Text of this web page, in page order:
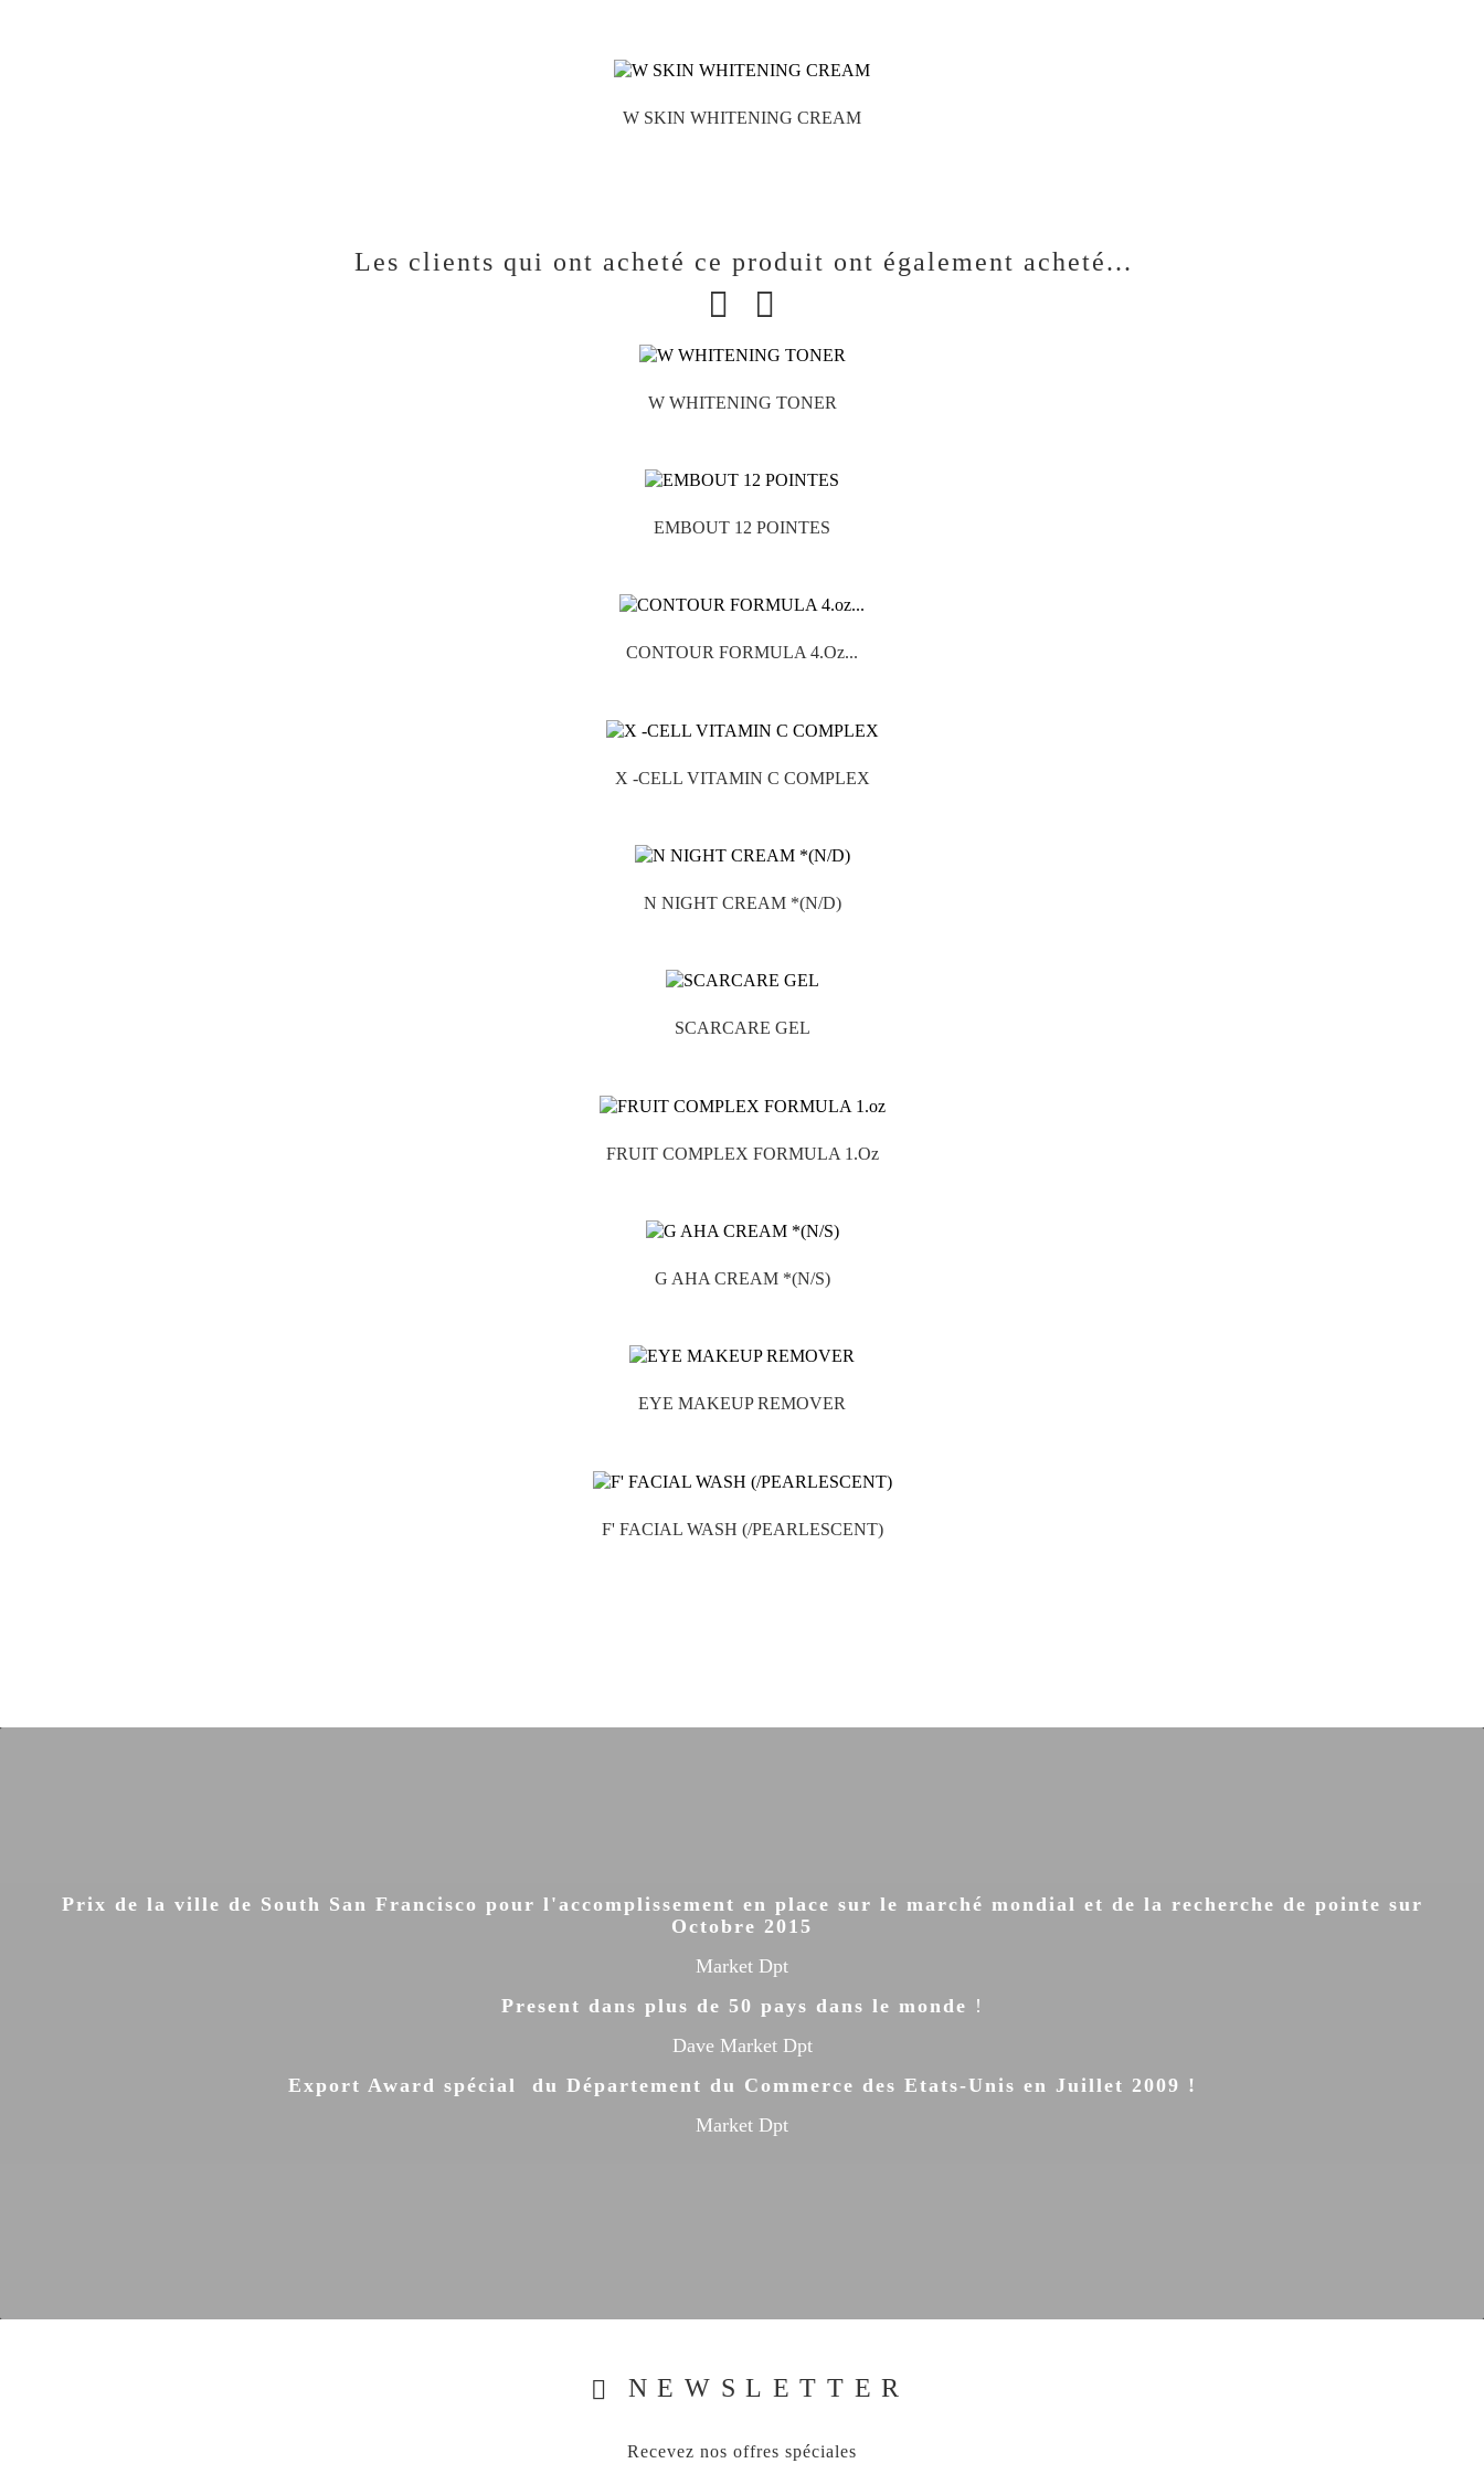
W SKIN WHITENING CREAM

Les clients qui ont acheté ce produit ont également acheté...
W WHITENING TONER

EMBOUT 12 POINTES

CONTOUR FORMULA 4.oz...

X -CELL VITAMIN C COMPLEX

N NIGHT CREAM *(N/D)

SCARCARE GEL

FRUIT COMPLEX FORMULA 1.oz

G AHA CREAM *(N/S)

EYE MAKEUP REMOVER

F' FACIAL WASH (/PEARLESCENT)

Prix de la ville de South San Francisco pour l'accomplissement en place sur le marché mondial et de la recherche de pointe sur
Octobre 2015
Market Dpt
Present dans plus de 50 pays dans le monde !
Dave Market Dpt
Export Award spécial du Département du Commerce des Etats-Unis en Juillet 2009 !
Market Dpt
NEWSLETTER
Recevez nos offres spéciales